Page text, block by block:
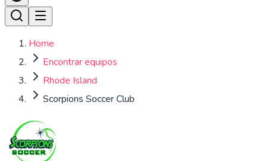
Home
Encontrar equipos
Rhode Island
Scorpions Soccer Club